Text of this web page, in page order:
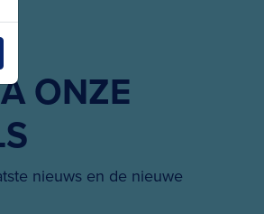
ONZE
nieuws en de nieuwe